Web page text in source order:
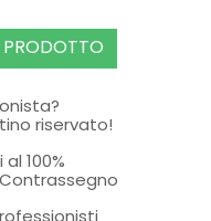
PRODOTTO
riservato!
100%